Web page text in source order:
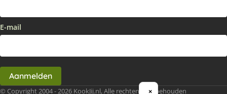
E-mail
Aanmelden
© Copyright 2004 - 2026 KookJij.nl, Alle rechten voorbehouden
×